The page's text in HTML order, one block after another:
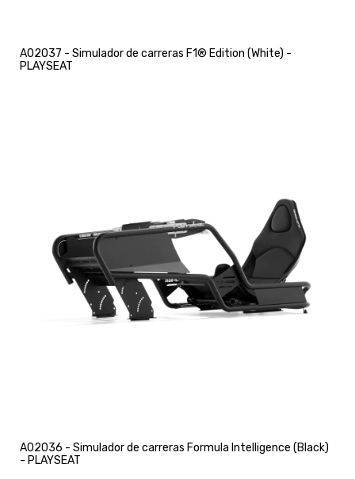
A02037 - Simulador de carreras F1® Edition (White) -
PLAYSEAT
A02036 - Simulador de carreras Formula Intelligence (Black)
- PLAYSEAT